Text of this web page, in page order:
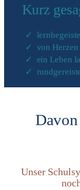
Kurz
von
ein Leben
Unser